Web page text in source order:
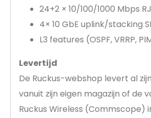
24+2 × 10/100/1000 Mbps
4× 10 GbE uplink/stacking
L3 features (OSPF, VRRP,
Levertijd
De Ruckus-webshop levert al
vanuit zijn eigen magazijn of de
Ruckus Wireless (Commscope)